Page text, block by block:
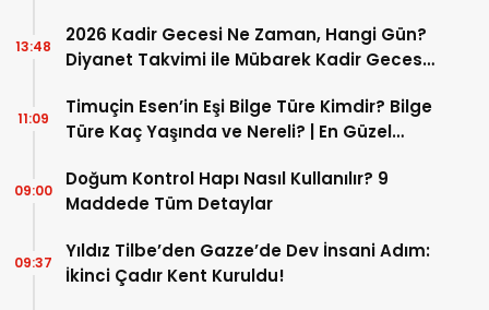
2026 Kadir Gecesi Ne Zaman, Hangi Gün?
Diyanet Takvimi ile Mübarek Kadir Gecesi
13:48
Timuçin Esen’in Eşi Bilge Türe Kimdir? Bilge
Türe Kaç Yaşında ve Nereli? | En Güzel
11:09
Doğum Kontrol Hapı Nasıl Kullanılır? 9
Maddede Tüm Detaylar
09:00
Yıldız Tilbe’den Gazze’de Dev İnsani Adım:
İkinci Çadır Kent Kuruldu!
09:37